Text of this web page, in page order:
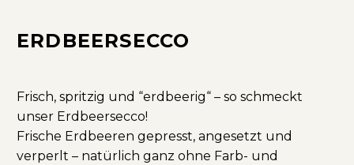
ERDBEERSECCO
Frisch, spritzig und “erdbeerig“ – so schmeckt
unser Erdbeersecco!
Frische Erdbeeren gepresst, angesetzt und
verperlt – natürlich ganz ohne Farb- und